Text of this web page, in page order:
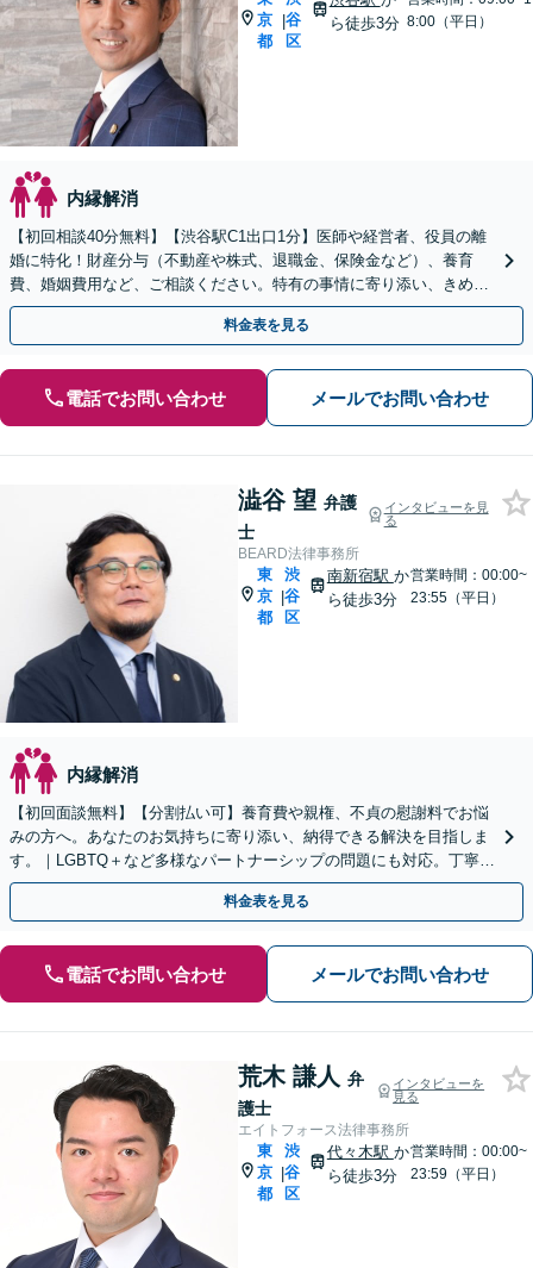
京
都
|谷
区
ら徒歩3分 8:00（平日）
内縁解消
【初回相談40分無料】【渋谷駅C1出口1分】医師や経営者、役員の離
婚に特化！財産分与（不動産や株式、退職金、保険金など）、養育
費、婚姻費用など、ご相談ください。特有の事情に寄り添い、きめ細
やかにサポートします【オンライン相談可】
料金表を見る
電話でお問い合わせ メールでお問い合わせ
澁谷 望 弁護
士
インタビューを見
る
BEARD法律事務所
東
京
都
|
渋
谷
区
南新宿駅 か
ら徒歩3分
営業時間：00:00~
23:55（平日）
内縁解消
【初回面談無料】【分割払い可】養育費や親権、不貞の慰謝料でお悩
みの方へ。あなたのお気持ちに寄り添い、納得できる解決を目指しま
す。｜LGBTQ＋など多様なパートナーシップの問題にも対応。丁寧な
対応と細やかな配慮でサポートします。
料金表を見る
電話でお問い合わせ メールでお問い合わせ
荒木 謙人 弁
護士
インタビューを
見る
エイトフォース法律事務所
東
京
都
|
渋
谷
区
代々木駅 か
ら徒歩3分
営業時間：00:00~
23:59（平日）